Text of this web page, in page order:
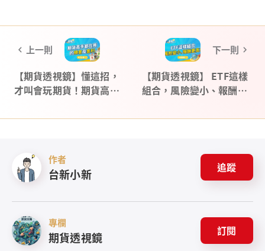
上一則
【期貨透視鏡】懂這招，
才叫會玩期貨！期貨高手
下一則
【期貨透視鏡】 ETF這樣
組合，風險變小、報酬更
作者
台新小新 追蹤
專欄
期貨透視鏡 訂閱